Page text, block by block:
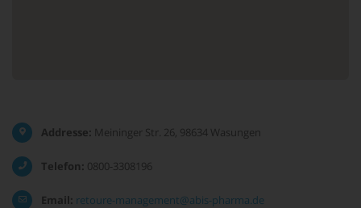
Addresse: Meininger Str. 26, 98634 Wasungen
Telefon: 0800-3308196
Email: retoure-management@abis-pharma.de